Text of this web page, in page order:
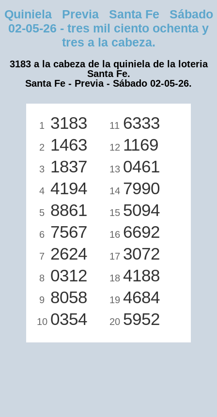
Quiniela Previa Santa Fe Sábado
02-05-26 - tres mil ciento ochenta y
tres a la cabeza.
3183 a la cabeza de la quiniela de la loteria
Santa Fe.
Santa Fe - Previa - Sábado 02-05-26.
1 3183
2 1463
3 1837
4 4194
5 8861
6 7567
7 2624
8 0312
9 8058
10 0354
11 6333
12 1169
13 0461
14 7990
15 5094
16 6692
17 3072
18 4188
19 4684
20 5952